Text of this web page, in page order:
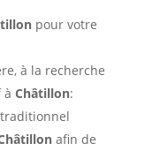
pour votre
à la recherche
à Châtillon:
afin de